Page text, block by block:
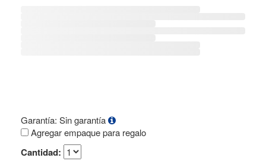
Garantía: Sin garantía
Agregar empaque para regalo
Cantidad: